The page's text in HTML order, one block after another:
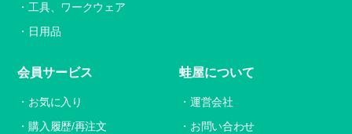
工具、ワークウェア
日用品
会員サービス
お気に入り
購入履歴/再注文
蛙屋について
運営会社
お問い合わせ